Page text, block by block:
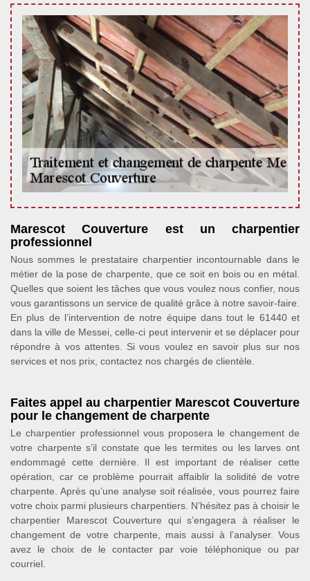
Marescot Couverture est un charpentier
professionnel
Nous sommes le prestataire charpentier incontournable dans le
métier de la pose de charpente, que ce soit en bois ou en métal.
Quelles que soient les tâches que vous voulez nous confier, nous
vous garantissons un service de qualité grâce à notre savoir-faire.
En plus de l’intervention de notre équipe dans tout le 61440 et
dans la ville de Messei, celle-ci peut intervenir et se déplacer pour
répondre à vos attentes. Si vous voulez en savoir plus sur nos
services et nos prix, contactez nos chargés de clientèle.
Faites appel au charpentier Marescot Couverture
pour le changement de charpente
Le charpentier professionnel vous proposera le changement de
votre charpente s’il constate que les termites ou les larves ont
endommagé cette dernière. Il est important de réaliser cette
opération, car ce problème pourrait affaiblir la solidité de votre
charpente. Après qu’une analyse soit réalisée, vous pourrez faire
votre choix parmi plusieurs charpentiers. N’hésitez pas à choisir le
charpentier Marescot Couverture qui s’engagera à réaliser le
changement de votre charpente, mais aussi à l’analyser. Vous
avez le choix de le contacter par voie téléphonique ou par
courriel.